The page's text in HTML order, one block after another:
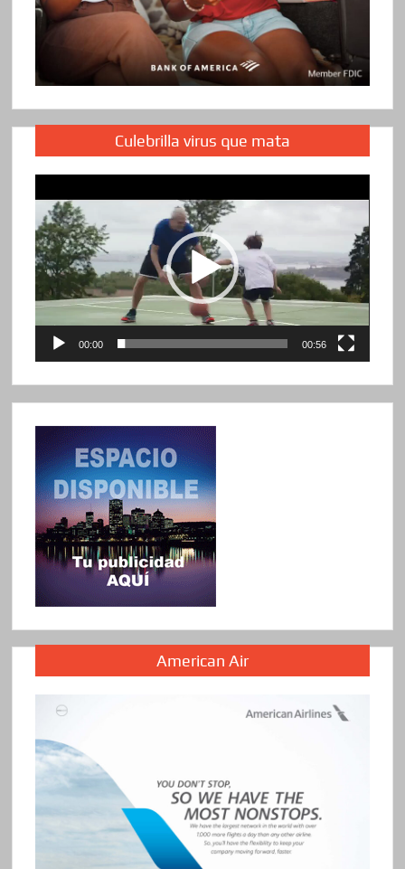
Culebrilla virus que mata
de
vídeo
00:00 00:56
American Air